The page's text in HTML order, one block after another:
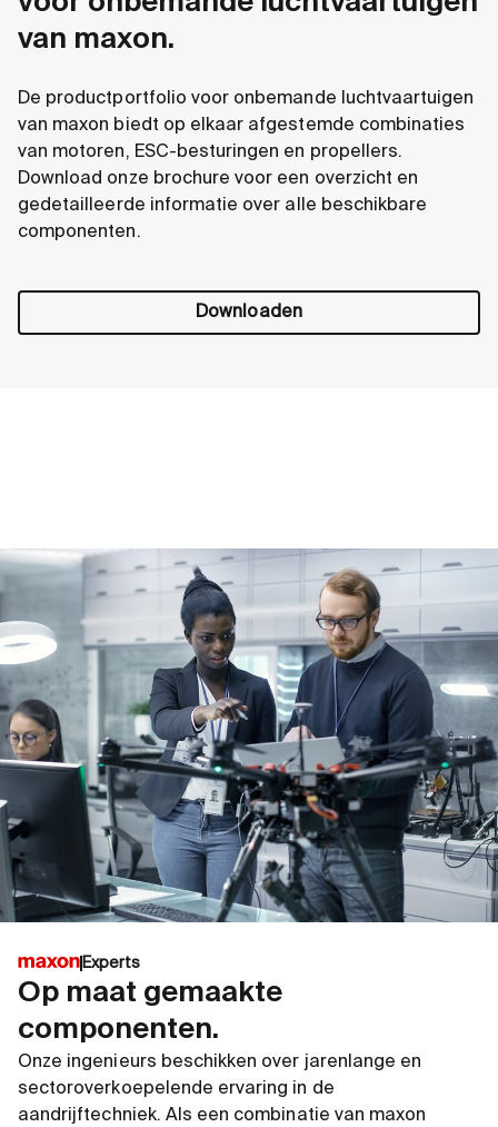
van maxon.
De productportfolio voor onbemande luchtvaartuigen
van maxon biedt op elkaar afgestemde combinaties
van motoren, ESC-besturingen en propellers.
Download onze brochure voor een overzicht en
gedetailleerde informatie over alle beschikbare
componenten.
Downloaden
Experts
Op maat gemaakte
componenten.
Onze ingenieurs beschikken over jarenlange en
sectoroverkoepelende ervaring in de
aandrijftechniek. Als een combinatie van maxon